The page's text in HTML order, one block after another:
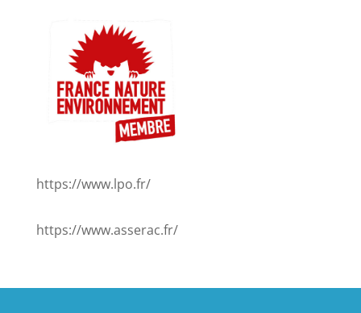
https://www.lpo.fr/
https://www.asserac.fr/